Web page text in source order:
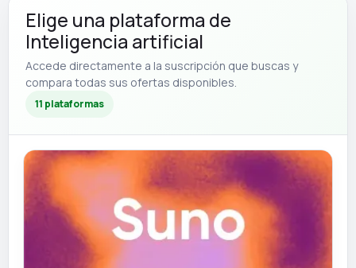
Elige una plataforma de
Inteligencia artificial
Accede directamente a la suscripción que buscas y
compara todas sus ofertas disponibles.
11 plataformas